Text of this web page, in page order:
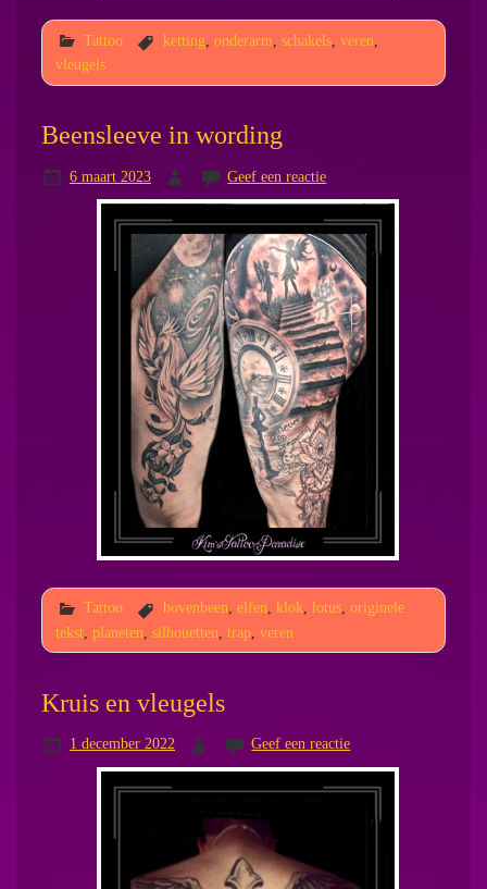
Tattoo ketting onderarm schakels, veren
vleugels
Beensleeve in wording
6 maart 2023 Geef een reactie
Tattoo bovenbeen elfen klok lotus, originele
tekst, planeten silhouetten trap, veren
Kruis en vleugels
1 december 2022 Geef een reactie